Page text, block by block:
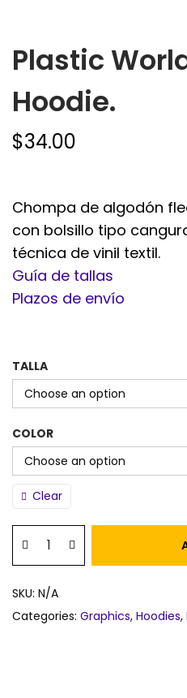
Plastic
Hoodie.
$34.00
Chompa de algodón
con bolsillo tipo
técnica de vinil textil.
Guía de tallas
Plazos de envío
TALLA
COLOR
Clear
SKU: N/A
Categories: Graphics, Hoodies,